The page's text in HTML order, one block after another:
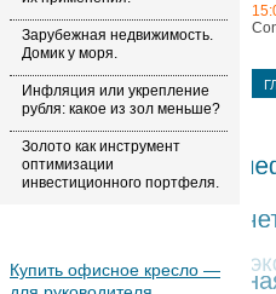
Зарубежная недвижимость.
Домик у моря.
Инфляция или укрепление
рубля: какое из зол меньше?
Золото как инструмент
оптимизации
инвестиционного портфеля.
Купить офисное кресло —